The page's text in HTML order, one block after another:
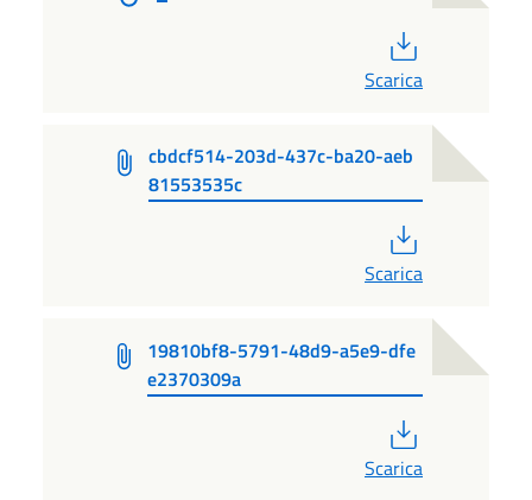
Scarica
cbdcf514-203d-437c-ba20-aeb
81553535c
Scarica
19810bf8-5791-48d9-a5e9-dfe
e2370309a
Scarica